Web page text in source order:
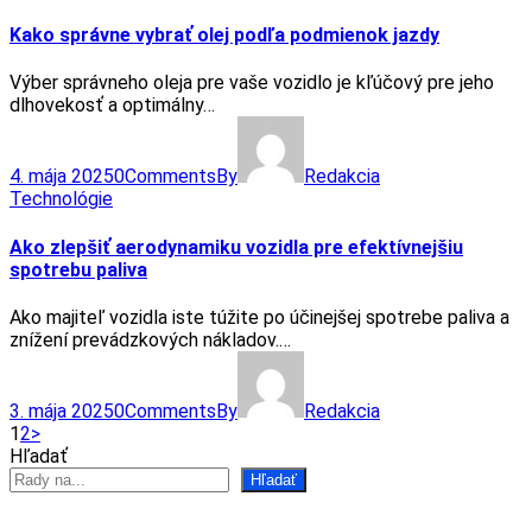
Kako správne vybrať olej podľa podmienok jazdy
Výber správneho oleja pre vaše vozidlo je kľúčový pre jeho
dlhovekosť a optimálny…
4. mája 20250Comments By
Redakcia
Technológie
Ako zlepšiť aerodynamiku vozidla pre efektívnejšiu
spotrebu paliva
Ako majiteľ vozidla iste túžite po účinejšej spotrebe paliva a
znížení prevádzkových nákladov.…
3. mája 20250CommentsBy Redakcia
Stránkovanie
príspevkov
Page
1Page
2>
Hľadať
Hľadať